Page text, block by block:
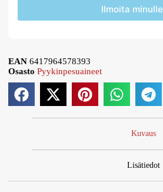
Ilmoita minulle
EAN6417964578393
Osasto Pyykinpesuaineet
Kuvaus
Lisätiedot